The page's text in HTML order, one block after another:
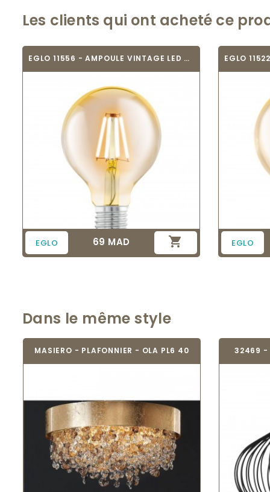
Les clients qui ont acheté ce
EGLO 11556 - AMPOULE VINTAGE LED - LED_E27
EGLO Prix
69 MAD  EGLO
Dans le même style
MASIERO - PLAFONNIER - OLA PL6 40 32469 -